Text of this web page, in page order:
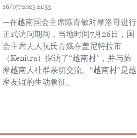
26/07/2025 21:53
—在越南国会主席陈青敏对摩洛哥进行
正式访问期间，当地时间7月26日，国
会主席夫人阮氏青娥在盖尼特拉市
（Kenitra）探访了“越南村”，并与旅
摩越南人社群亲切交流。“越南村”是越
摩友谊的生动象征。